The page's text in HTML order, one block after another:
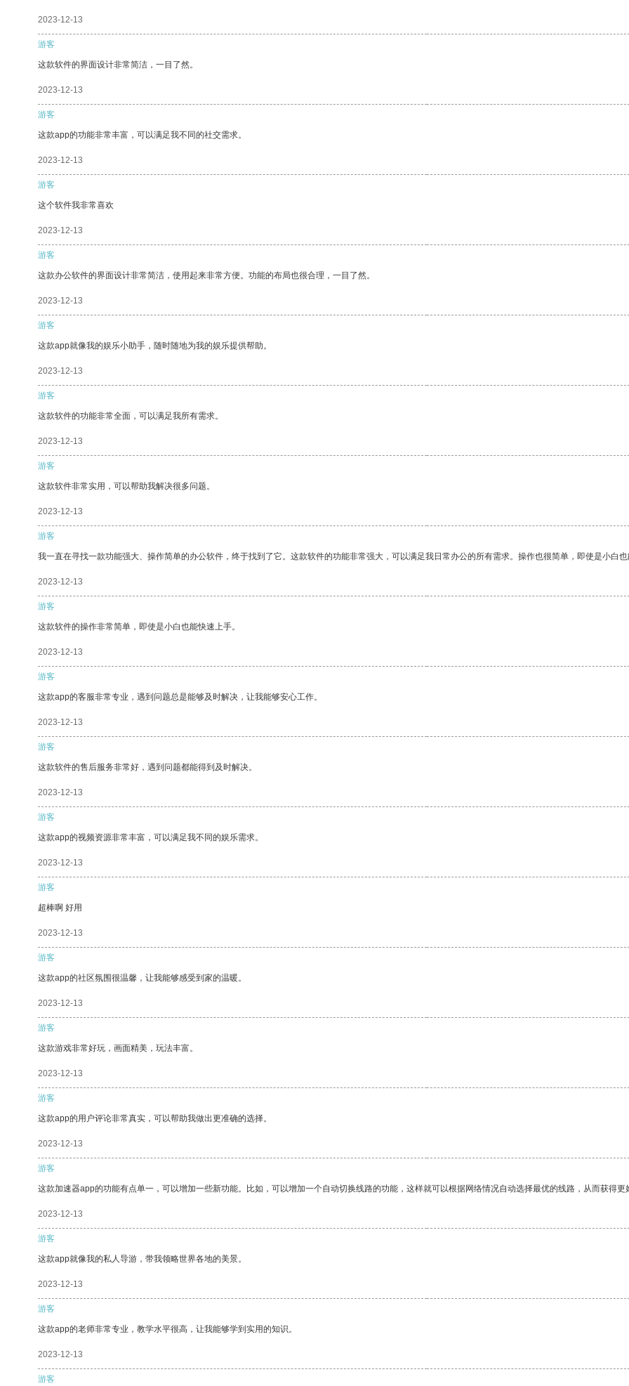
2023-12-13
游客
这款软件的界面设计非常简洁，一目了然。
2023-12-13
游客
这款app的功能非常丰富，可以满足我不同的社交需求。
2023-12-13
游客
这个软件我非常喜欢
2023-12-13
游客
这款办公软件的界面设计非常简洁，使用起来非常方便。功能的布局也很合理，一目了然。
2023-12-13
游客
这款app就像我的娱乐小助手，随时随地为我的娱乐提供帮助。
2023-12-13
游客
这款软件的功能非常全面，可以满足我所有需求。
2023-12-13
游客
这款软件非常实用，可以帮助我解决很多问题。
2023-12-13
游客
我一直在寻找一款功能强大、操作简单的办公软件，终于找到了它。这款软件的功能非常强大，可以满足我日常办公的所有需求。操作也很简单，即使是小白也
2023-12-13
游客
这款软件的操作非常简单，即使是小白也能快速上手。
2023-12-13
游客
这款app的客服非常专业，遇到问题总是能够及时解决，让我能够安心工作。
2023-12-13
游客
这款软件的售后服务非常好，遇到问题都能得到及时解决。
2023-12-13
游客
这款app的视频资源非常丰富，可以满足我不同的娱乐需求。
2023-12-13
游客
超棒啊 好用
2023-12-13
游客
这款app的社区氛围很温馨，让我能够感受到家的温暖。
2023-12-13
游客
这款游戏非常好玩，画面精美，玩法丰富。
2023-12-13
游客
这款app的用户评论非常真实，可以帮助我做出更准确的选择。
2023-12-13
游客
这款加速器app的功能有点单一，可以增加一些新功能。比如，可以增加一个自动切换线路的功能，这样就可以根据网络情况自动选择最优的线路，从而获得更
2023-12-13
游客
这款app就像我的私人导游，带我领略世界各地的美景。
2023-12-13
游客
这款app的老师非常专业，教学水平很高，让我能够学到实用的知识。
2023-12-13
游客